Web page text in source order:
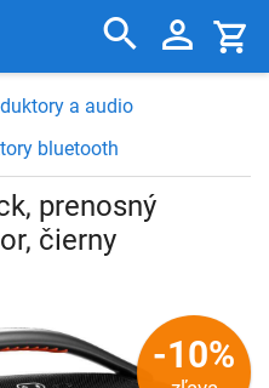
a audio
bluetooth
prenosný
čierny
-10%